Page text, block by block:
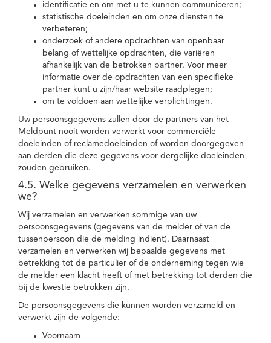
identificatie en om met u te kunnen communiceren;
statistische doeleinden en om onze diensten te
verbeteren;
onderzoek of andere opdrachten van openbaar
belang of wettelijke opdrachten, die variëren
afhankelijk van de betrokken partner. Voor meer
informatie over de opdrachten van een specifieke
partner kunt u zijn/haar website raadplegen;
om te voldoen aan wettelijke verplichtingen.
Uw persoonsgegevens zullen door de partners van het
Meldpunt nooit worden verwerkt voor commerciële
doeleinden of reclamedoeleinden of worden doorgegeven
aan derden die deze gegevens voor dergelijke doeleinden
zouden gebruiken.
4.5. Welke gegevens verzamelen en verwerken
we?
Wij verzamelen en verwerken sommige van uw
persoonsgegevens (gegevens van de melder of van de
tussenpersoon die de melding indient). Daarnaast
verzamelen en verwerken wij bepaalde gegevens met
betrekking tot de particulier of de onderneming tegen wie
de melder een klacht heeft of met betrekking tot derden die
bij de kwestie betrokken zijn.
De persoonsgegevens die kunnen worden verzameld en
verwerkt zijn de volgende:
Voornaam